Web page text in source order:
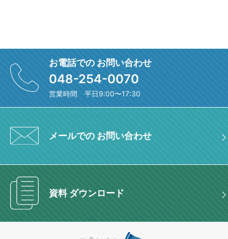
お電話での お問い合わせ
048-254-0070
営業時間 平日9:00〜17:30
メールでの お問い合わせ
資料 ダウンロード